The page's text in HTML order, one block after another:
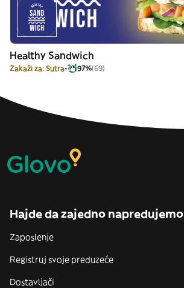
Healthy Sandwich
Zakaži za: Sutra 97%(69)
Hajde da zajedno napredujemo
Zaposlenje
Registruj svoje preduzeće
Dostavljači